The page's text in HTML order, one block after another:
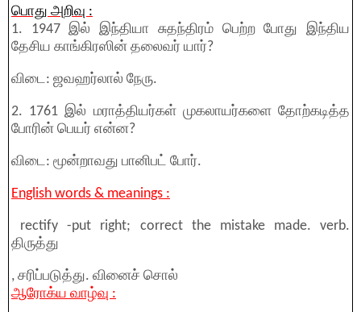
பொது அறிவு :
1. 1947 இல் இந்தியா சுதந்திரம் பெற்ற போது இந்திய
தேசிய காங்கிரஸின் தலைவர் யார்?
விடை: ஜவஹர்லால் நேரு.
2. 1761 இல் மராத்தியர்கள் முகலாயர்களை தோற்கடித்த
போரின் பெயர் என்ன?
விடை: மூன்றாவது பானிபட் போர்.
English words & meanings :
rectify -put right; correct the mistake made. verb.
திருத்து
, சரிப்படுத்து. வினைச் சொல்
ஆரோக்ய வாழ்வு :